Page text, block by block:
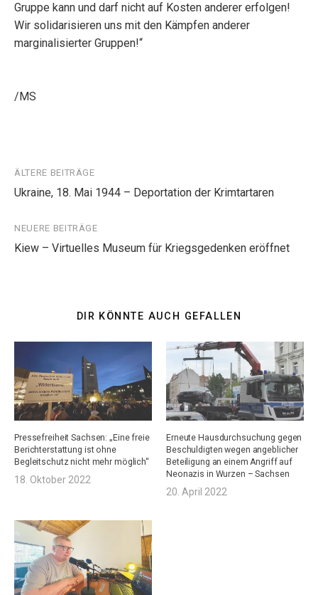
Gruppe kann und darf nicht auf Kosten anderer erfolgen!
Wir solidarisieren uns mit den Kämpfen anderer
marginalisierter Gruppen!“
/MS
Beitragsnavigation
ÄLTERE BEITRÄGE
Ukraine, 18. Mai 1944 – Deportation der Krimtartaren
NEUERE BEITRÄGE
Kiew – Virtuelles Museum für Kriegsgedenken eröffnet
DIR KÖNNTE AUCH GEFALLEN
Pressefreiheit Sachsen: „Eine freie
Berichterstattung ist ohne
Begleitschutz nicht mehr möglich“
18. Oktober 2022
Erneute Hausdurchsuchung gegen
Beschuldigten wegen angeblicher
Beteiligung an einem Angriff auf
Neonazis in Wurzen – Sachsen
20. April 2022